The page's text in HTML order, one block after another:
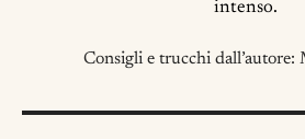
intenso.
Consigli e trucchi dall’autore: